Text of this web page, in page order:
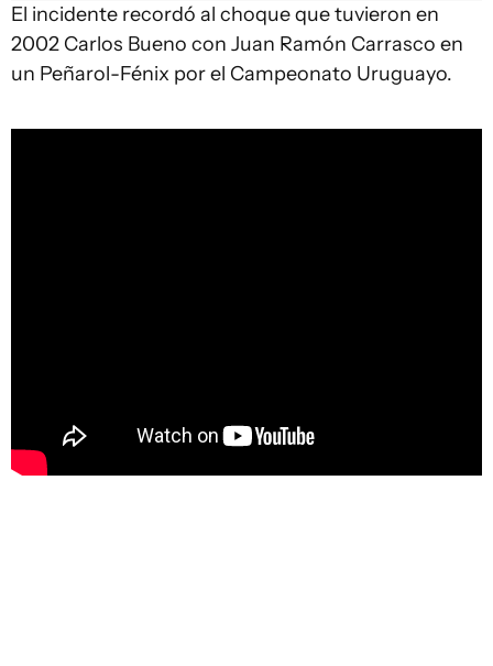
El incidente recordó al choque que tuvieron en
2002 Carlos Bueno con Juan Ramón Carrasco en
un Peñarol-Fénix por el Campeonato Uruguayo.